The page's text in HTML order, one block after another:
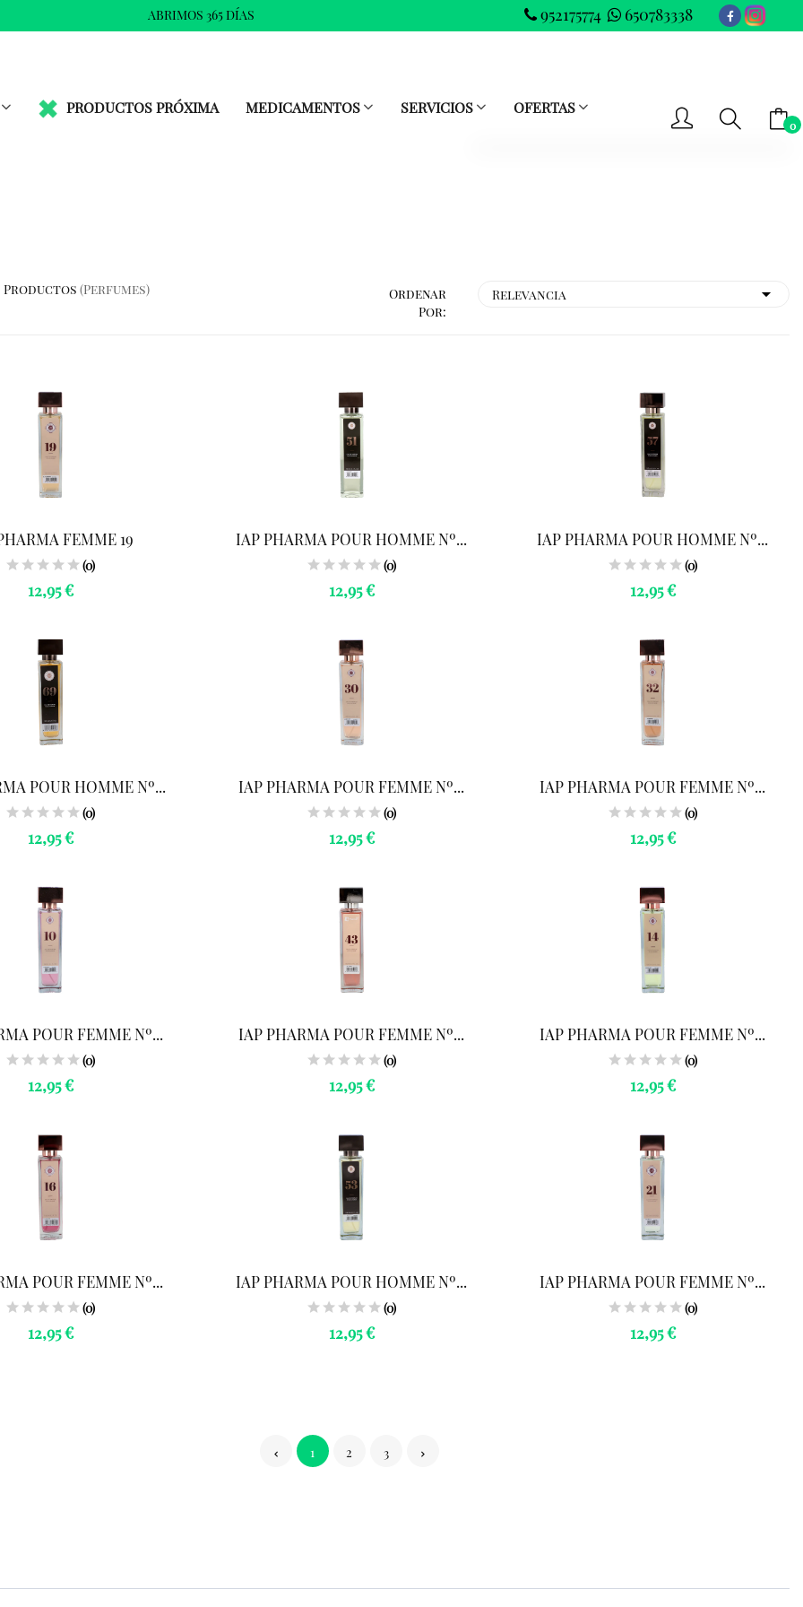
ABRIMOS 365 DÍAS 952175774 650783338
PRODUCTOS PRÓXIMA MEDICAMENTOS SERVICIOS
OFERTAS
0
VER CARRITO
Productos (perfumes)
Ordenar
Por:
FEMME 19
(0)
12,95 €
IAP PHARMA POUR HOMME Nº...
(0)
12,95 €
IAP PHARMA POUR HOMME Nº...
(0)
12,95 €
POUR HOMME Nº...
(0)
12,95 €
IAP PHARMA POUR FEMME Nº...
(0)
12,95 €
IAP PHARMA POUR FEMME Nº...
(0)
12,95 €
POUR FEMME Nº...
(0)
12,95 €
IAP PHARMA POUR FEMME Nº...
(0)
12,95 €
IAP PHARMA POUR FEMME Nº...
(0)
12,95 €
POUR FEMME Nº...
(0)
12,95 €
IAP PHARMA POUR HOMME Nº...
(0)
12,95 €
IAP PHARMA POUR FEMME Nº...
(0)
12,95 €
1 2 3